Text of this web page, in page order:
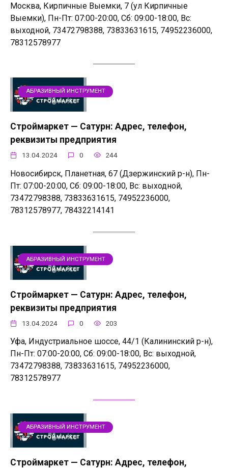
Москва, Кирпичные Выемки, 7 (ул Кирпичные
Выемки), Пн-Пт: 07:00-20:00, Сб: 09:00-18:00, Вс:
выходной, 73472798388, 73833631615, 74952236000,
78312578977
АБРАЗИВНЫЙ ИНСТРУМЕНТ
Строймаркет — Сатурн: Адрес, телефон,
реквизиты предприятия
13.04.2024 0 244
Новосибирск, Планетная, 67 (Дзержинский р-н), Пн-
Пт: 07:00-20:00, Сб: 09:00-18:00, Вс: выходной,
73472798388, 73833631615, 74952236000,
78312578977, 78432214141
АБРАЗИВНЫЙ ИНСТРУМЕНТ
Строймаркет — Сатурн: Адрес, телефон,
реквизиты предприятия
13.04.2024 0 203
Уфа, Индустриальное шоссе, 44/1 (Калининский р-н),
Пн-Пт: 07:00-20:00, Сб: 09:00-18:00, Вс: выходной,
73472798388, 73833631615, 74952236000,
78312578977
АБРАЗИВНЫЙ ИНСТРУМЕНТ
Строймаркет — Сатурн: Адрес, телефон,